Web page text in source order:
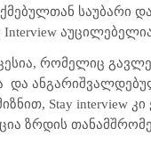
Interview
რომელიც
და
Stay interview კი
ზრდის